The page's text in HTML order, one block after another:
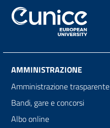
AMMINISTRAZIONE
Amministrazione trasparente
Bandi, gare e concorsi
Albo online